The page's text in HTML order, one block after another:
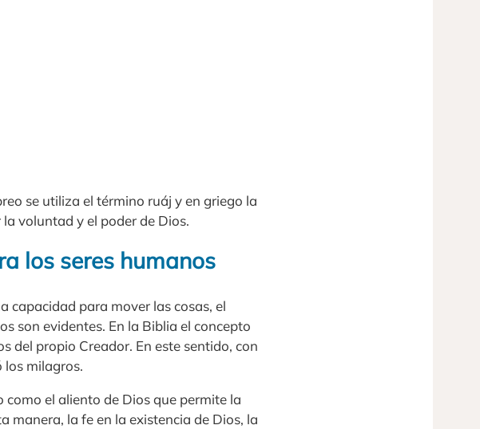
se utiliza el término ruáj y en griego la
voluntad y el poder de Dios.
los seres humanos
capacidad para mover las cosas, el
son evidentes. En la Biblia el concepto
del propio Creador. En este sentido, con
los milagros.
el aliento de Dios que permite la
manera, la fe en la existencia de Dios, la